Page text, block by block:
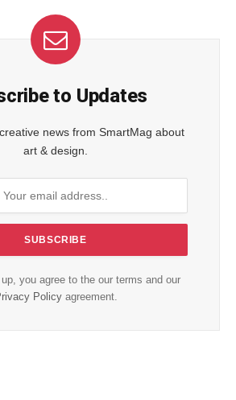
to Updates
news from SmartMag about
art & design.
you agree to the our terms and our
Policyagreement.